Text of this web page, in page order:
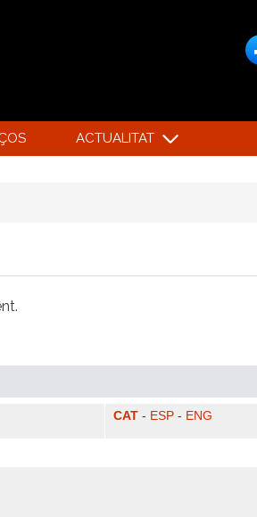
ACTUALITAT
CAT - ESP - ENG